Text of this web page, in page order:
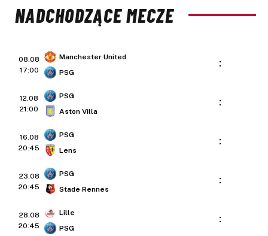
NADCHODZĄCE MECZE
08.08
17:00
Manchester United
PSG
:
12.08
21:00
PSG
Aston Villa
:
16.08
20:45
PSG
Lens
:
23.08
20:45
PSG
Stade Rennes
:
28.08
20:45
Lille
PSG
: